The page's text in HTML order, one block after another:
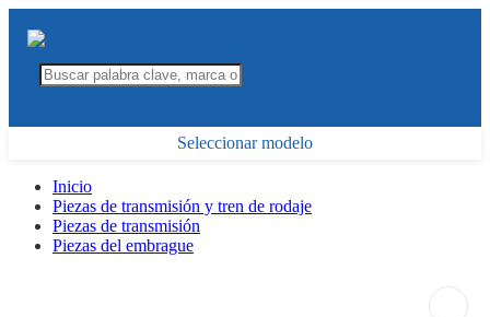
Seleccionar modelo
Inicio
Piezas de transmisión y tren de rodaje
Piezas de transmisión
Piezas del embrague